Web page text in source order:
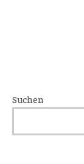
Suchen